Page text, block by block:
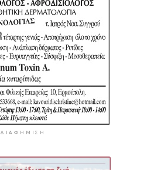
ΔΙΑΦΉΜΙΣΗ